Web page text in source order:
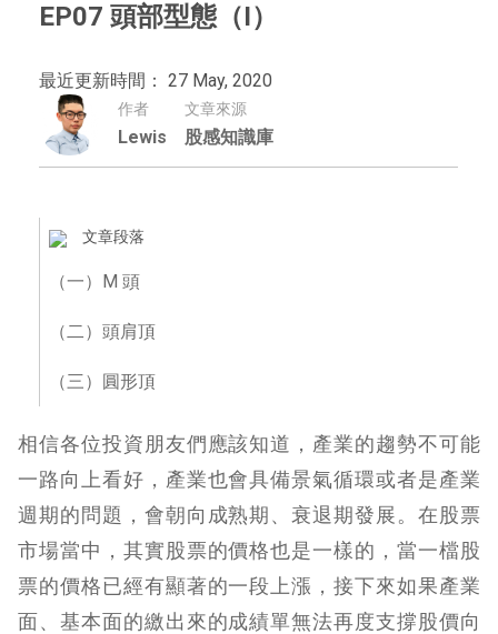
EP07 頭部型態（I）
最近更新時間： 27 May, 2020
作者
Lewis
文章來源
股感知識庫
文章段落
（一）M 頭
（二）頭肩頂
（三）圓形頂
相信各位投資朋友們應該知道，產業的趨勢不可能
一路向上看好，產業也會具備景氣循環或者是產業
週期的問題，會朝向成熟期、衰退期發展。在股票
市場當中，其實股票的價格也是一樣的，當一檔股
票的價格已經有顯著的一段上漲，接下來如果產業
面、基本面的繳出來的成績單無法再度支撐股價向